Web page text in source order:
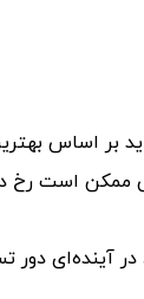
بر اساس
ممکن است رخ
در آینده‌ای